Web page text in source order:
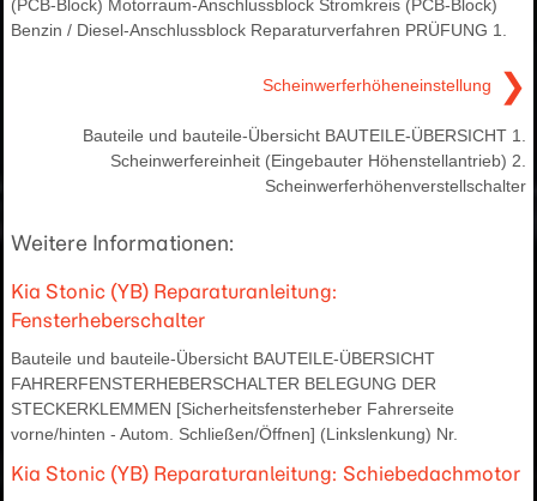
(PCB-Block) Motorraum-Anschlussblock Stromkreis (PCB-Block)
Benzin / Diesel-Anschlussblock Reparaturverfahren PRÜFUNG 1.
Scheinwerferhöheneinstellung ❯
Bauteile und bauteile-Übersicht BAUTEILE-ÜBERSICHT 1.
Scheinwerfereinheit (Eingebauter Höhenstellantrieb) 2.
Scheinwerferhöhenverstellschalter
Weitere Informationen:
Kia Stonic (YB) Reparaturanleitung:
Fensterheberschalter
Bauteile und bauteile-Übersicht BAUTEILE-ÜBERSICHT
FAHRERFENSTERHEBERSCHALTER BELEGUNG DER
STECKERKLEMMEN [Sicherheitsfensterheber Fahrerseite
vorne/hinten - Autom. Schließen/Öffnen] (Linkslenkung) Nr.
Kia Stonic (YB) Reparaturanleitung: Schiebedachmotor